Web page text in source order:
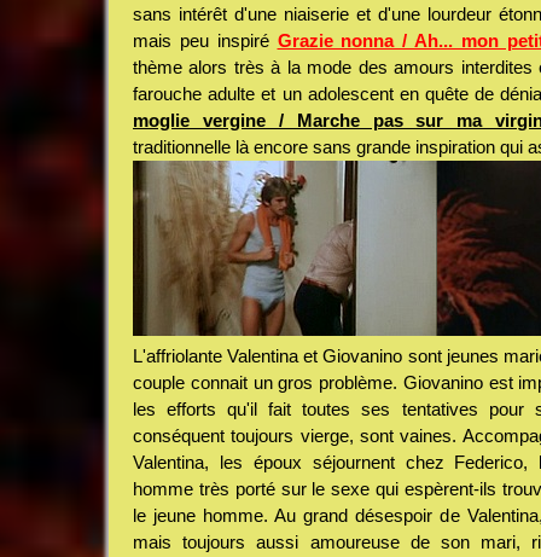
sans intérêt d'une niaiserie et d'une lourdeur
mais peu inspiré Grazie nonna / Ah... mon
thème alors très à la mode des amours interdites
farouche adulte et un adolescent en quête de
moglie vergine / Marche pas sur ma
traditionnelle là encore sans grande inspiration qui
L'affriolante Valentina et Giovanino sont jeunes
couple connait un gros problème. Giovanino est
les efforts qu'il fait toutes ses tentatives pour
conséquent toujours vierge, sont vaines.
Valentina, les époux séjournent chez
homme très porté sur le sexe qui espèrent-ils
le jeune homme. Au grand désespoir de
mais toujours aussi amoureuse de son mari,